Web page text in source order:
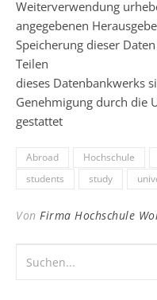
Weiterverwendung
angegebenen
Speicherung dieser
Teilen
dieses Datenbankwerks
Genehmigung durch die
gestattet
Abroad Hochschule
students
study
Von Firma Hochschule